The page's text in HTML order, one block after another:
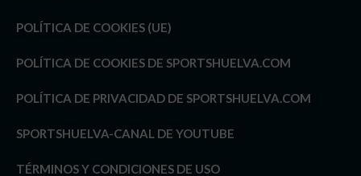
POLÍTICA DE COOKIES (UE)
POLÍTICA DE COOKIES DE SPORTSHUELVA.COM
POLÍTICA DE PRIVACIDAD DE SPORTSHUELVA.COM
SPORTSHUELVA-CANAL DE YOUTUBE
TÉRMINOS Y CONDICIONES DE USO